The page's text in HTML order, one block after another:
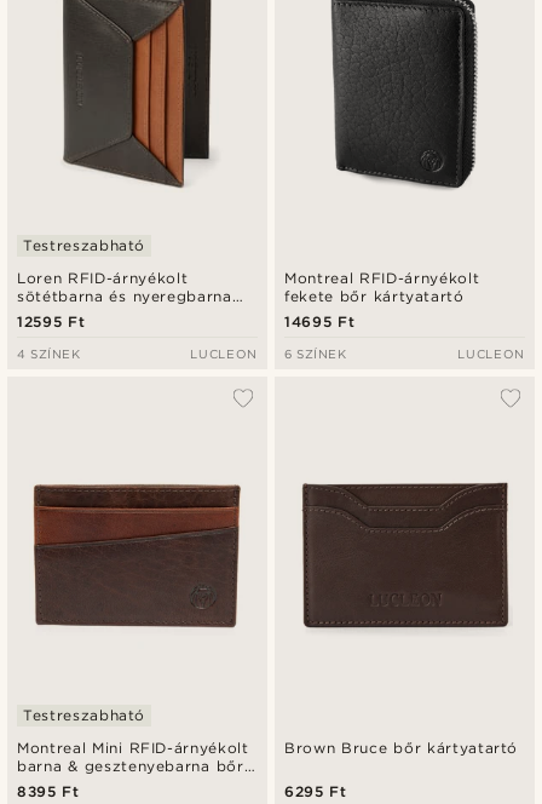
Loren RFID-árnyékolt
sötétbarna és nyeregbarna
bőr kártyatartó
Testreszabható
12595 Ft
4 SZÍNEK LUCLEON
Montreal RFID-árnyékolt
fekete bőr kártyatartó
14695 Ft
6 SZÍNEK LUCLEON
Montreal Mini RFID-árnyékolt
barna & gesztenyebarna bőr
kártyatartó
Testreszabható
8395 Ft
Brown Bruce bőr kártyatartó
6295 Ft